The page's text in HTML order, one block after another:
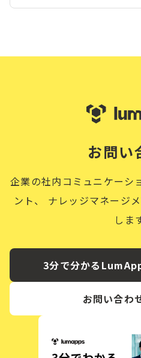
お問い
企業の社内コミュニケーシ
ント、
ナレッジマネージ
しま
3分で分かる
お問い合わ